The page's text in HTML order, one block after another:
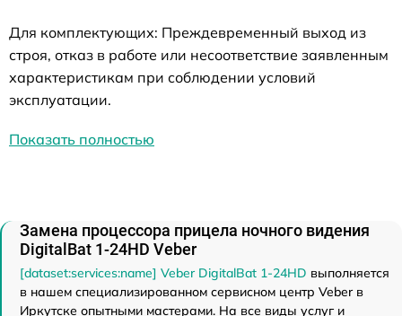
Для комплектующих: Преждевременный выход из
строя, отказ в работе или несоответствие заявленным
характеристикам при соблюдении условий
эксплуатации.
Показать полностью
Замена процессора прицела ночного видения
DigitalBat 1-24HD Veber
[dataset:services:name] Veber DigitalBat 1-24HD выполняется
в нашем специализированном сервисном центр Veber в
Иркутске опытными мастерами. На все виды услуг и